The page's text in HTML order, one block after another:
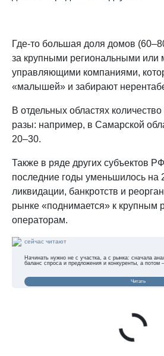
Где-то большая доля домов
за крупными региональными или
управляющими компаниями,
«малышей» и забирают
В отдельных областях
разы: например, в Самарской
20–30.
Также в ряде других субъектов
последние годы уменьшилось на
ликвидации, банкротств и
рынке «поднимается» к крупным
операторам.
сейчас читают
Начинать нужно не с участка, а с рынка: сначала
баланс спроса и предложения и конкуренты, а потом
Читать